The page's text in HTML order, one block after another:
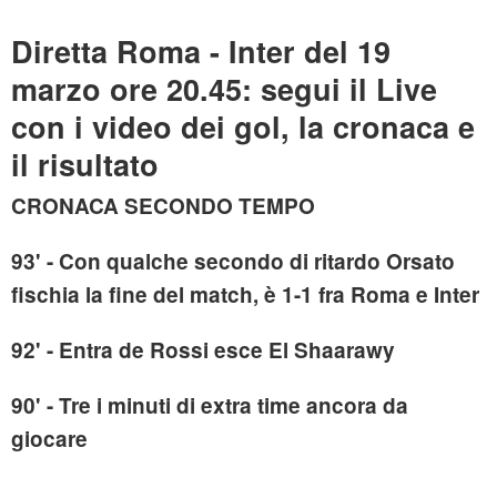
Diretta Roma - Inter del 19
marzo ore 20.45: segui il Live
con i video dei gol, la cronaca e
il risultato
CRONACA SECONDO TEMPO
93' - Con qualche secondo di ritardo Orsato
fischia la fine del match, è 1-1 fra Roma e Inter
92' - Entra de Rossi esce El Shaarawy
90' - Tre i minuti di extra time ancora da
giocare